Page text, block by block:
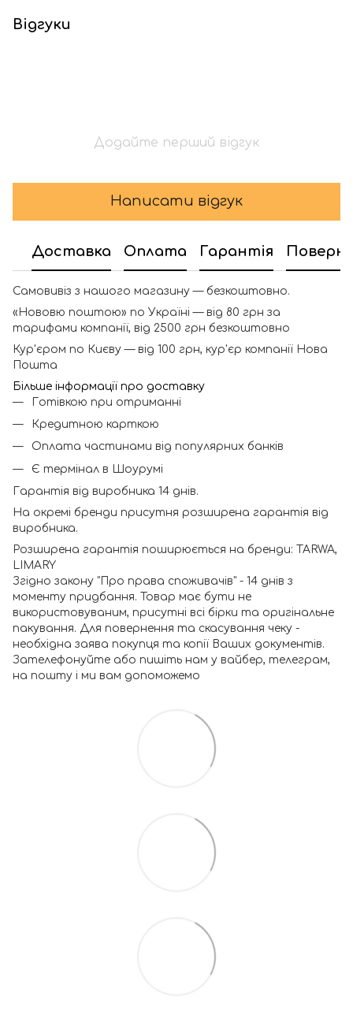
Відгуки
Додайте перший відгук
Написати відгук
Доставка Оплата Гарантія
Самовивіз з нашого магазину — безкоштовно.
«Нововю поштою» по Україні — від 80 грн за
тарифами компанії, від 2500 грн безкоштовно
Кур'єром по Києву — від 100 грн, кур'єр компанії Нова
Пошта
Більше інформації про доставку
Готівкою при отриманні
Кредитною карткою
Оплата частинами від популярних банків
Є термінал в Шоурумі
Гарантія від виробника 14 днів.
На окремі бренди присутня розширена гарантія від
виробника.
Розширена гарантія поширюється на бренди: TARWA,
LIMARY
Згідно закону "Про права споживачів" - 14 днів з
моменту придбання. Товар має бути не
використовуваним, присутні всі бірки та оригінальне
пакування. Для повернення та скасування чеку -
необхідна заява покупця та копії Ваших документів.
Зателефонуйте або пишіть нам у вайбер, телеграм,
на пошту і ми вам допоможемо